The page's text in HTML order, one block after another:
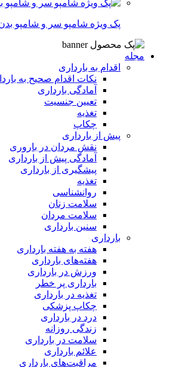
پک ویژه شامپو سر و شامپو بدن
مجله
اقدام به بارداری
نکات اقدام صحیح به
آمادگی بارداری
تعیین جنسیت
تغذیه
چکاپ
پیش از بارداری
نقش مردان در باروری
آمادگی پیش از بارداری
پیشگیری از بارداری
تغذیه
روانشناسی
سلامت زنان
سلامت مردان
سنین بارداری
بارداری
هفته‌ به هفته بارداری
هفته‌های بارداری
ورزش در بارداری
بارداری پر خطر
تغذیه در بارداری
چکاپ پزشکی
درد در بارداری
زندگی روزانه
سلامت در بارداری
علائم بارداری
مراقبت‌های بارداری